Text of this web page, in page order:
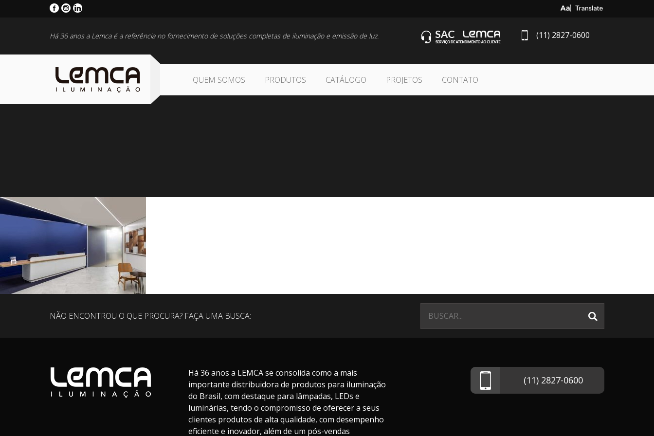
Select Language
Há 36 anos a Lemca é a referência no fornecimento de soluções completas de iluminação e emissão de luz. (11) 2827-0600
QUEM SOMOS PRODUTOS CATÁLOGO PROJETOS CONTATO
NÃO ENCONTROU O QUE PROCURA? FAÇA UMA BUSCA:
Há 36 anos a LEMCA se consolida como a mais
importante distribuidora de produtos para iluminação
do Brasil, com destaque para lâmpadas, LEDs e
luminárias, tendo o compromisso de oferecer a seus
clientes produtos de alta qualidade, com desempenho
eficiente e inovador, além de um pós-vendas
(11) 2827-0600